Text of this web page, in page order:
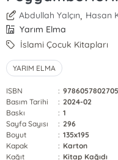
Abdullah Yalçın, Hasan
Yarım Elma
İslami Çocuk Kitapları
YARIM ELMA
ISBN : 9786057802705
Basım Tarihi
: 2024-02
Baskı
: 1
Sayfa Sayısı
: 296
Boyut
: 135x195
Kapak
: Karton
Kağıt
: Kitap Kağıdı